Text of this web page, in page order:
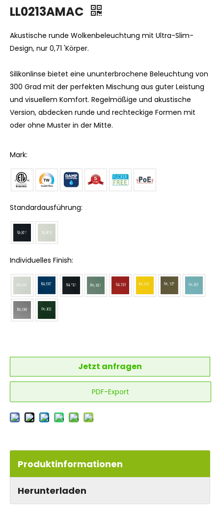
LL0213AMAC
Akustische runde Wolkenbeleuchtung mit Ultra-Slim-
Design, nur 0,71 'Körper.
Silikonlinse bietet eine ununterbrochene Beleuchtung von
300 Grad mit der perfekten Mischung aus guter Leistung
und visuellem Komfort. Regelmäßige und akustische
Version, abdecken runde und rechteckige Formen mit
oder ohne Muster in der Mitte.
Mark:
Standardausführung:
Individuelles Finish:
Jetzt anfragen
PDF-Export
Produktinformationen
Herunterladen